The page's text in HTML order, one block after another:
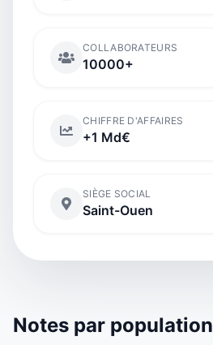
COLLABORATEURS
10000+
CHIFFRE D'AFFAIRES
+1 Md€
SIÈGE SOCIAL
Saint-Ouen
Notes par population